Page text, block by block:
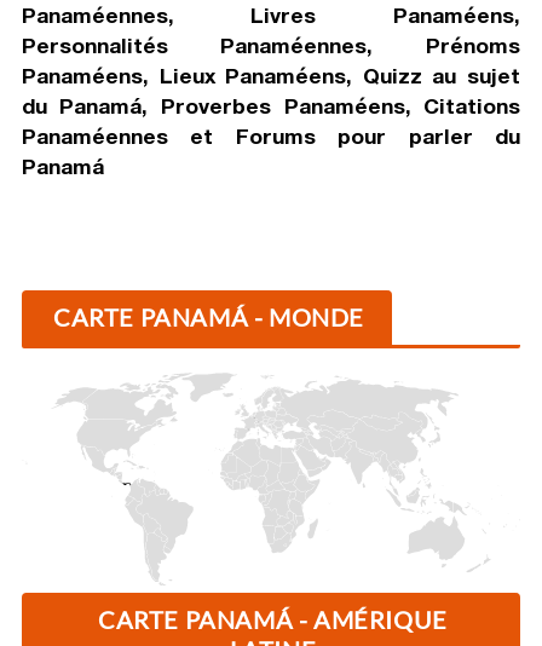
Panaméennes, Livres Panaméens,
Personnalités Panaméennes, Prénoms
Panaméens, Lieux Panaméens, Quizz au sujet
du Panamá, Proverbes Panaméens, Citations
Panaméennes et Forums pour parler du
Panamá
CARTE PANAMÁ - MONDE
CARTE PANAMÁ - AMÉRIQUE